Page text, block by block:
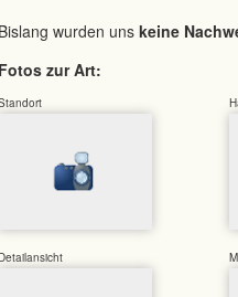
wurden uns keine
zur Art: